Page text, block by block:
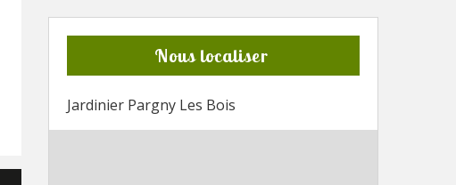
Nous localiser
Jardinier Pargny Les Bois